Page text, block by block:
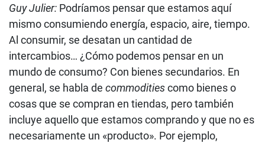
Guy Julier: Podríamos pensar que estamos aquí
mismo consumiendo energía, espacio, aire, tiempo.
Al consumir, se desatan un cantidad de
intercambios… ¿Cómo podemos pensar en un
mundo de consumo? Con bienes secundarios. En
general, se habla de commoditiescomo bienes o
cosas que se compran en tiendas, pero también
incluye aquello que estamos comprando y que no es
necesariamente un «producto». Por ejemplo,